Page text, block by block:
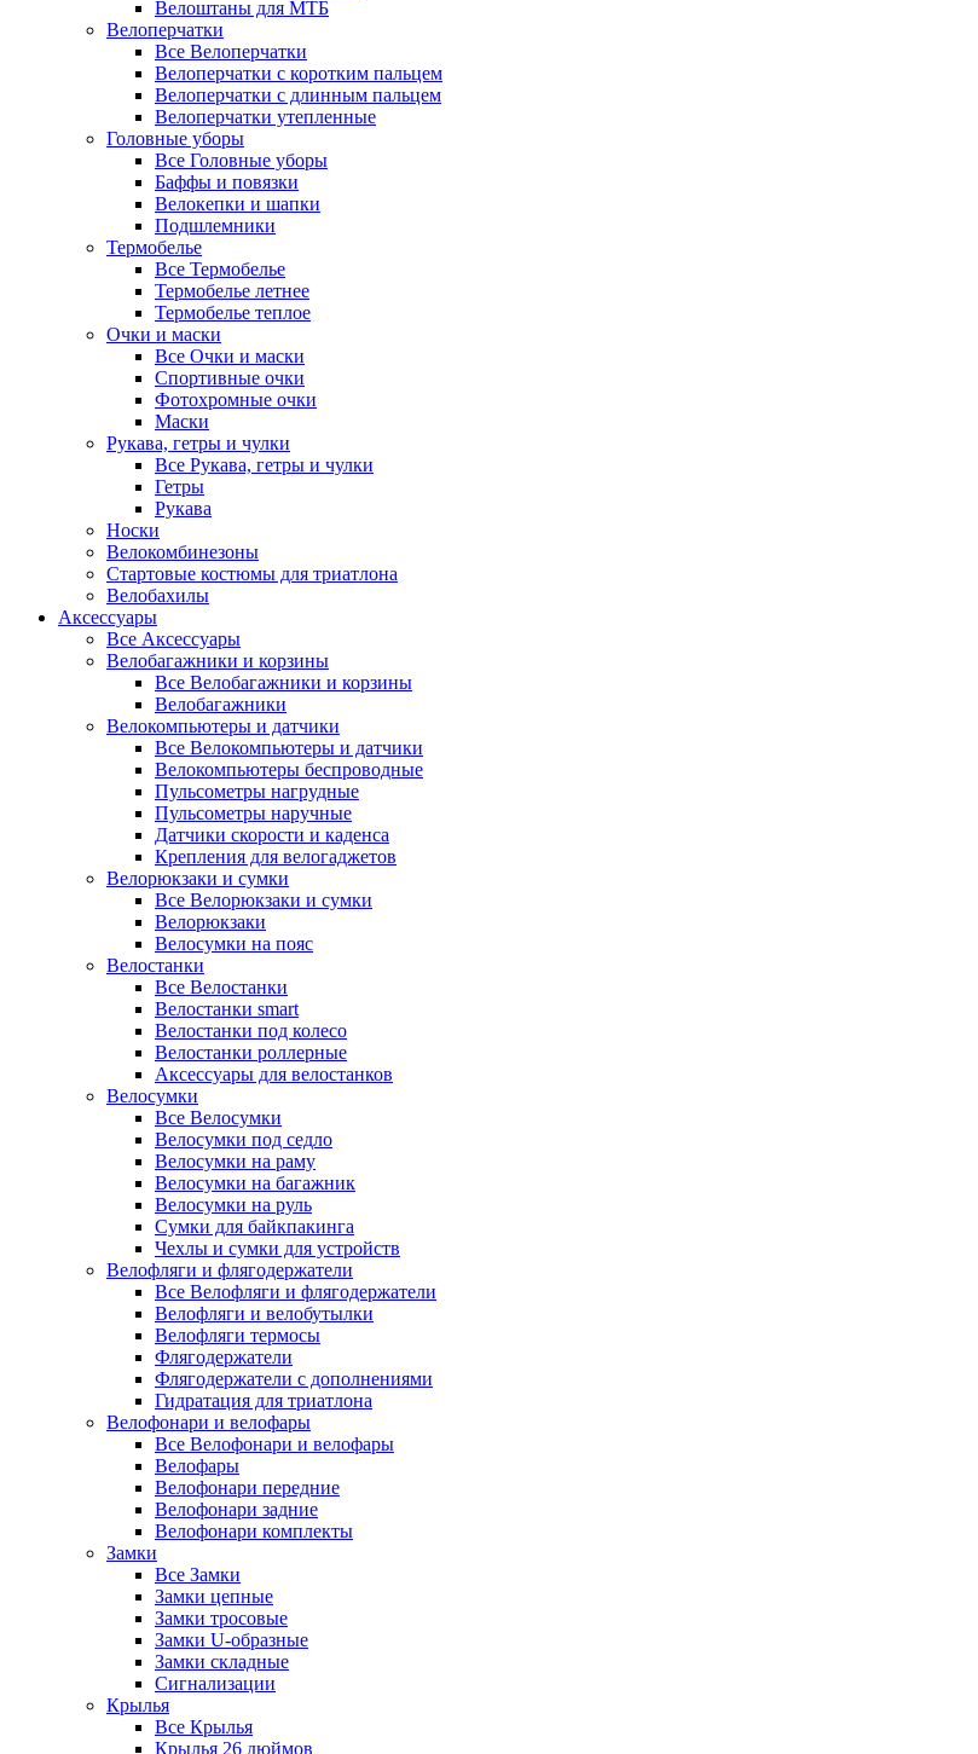
Велоштаны для МТБ
Велоперчатки
Все Велоперчатки
Велоперчатки с коротким пальцем
Велоперчатки с длинным пальцем
Велоперчатки утепленные
Головные уборы
Все Головные уборы
Баффы и повязки
Велокепки и шапки
Подшлемники
Термобелье
Все Термобелье
Термобелье летнее
Термобелье теплое
Очки и маски
Все Очки и маски
Спортивные очки
Фотохромные очки
Маски
Рукава, гетры и чулки
Все Рукава, гетры и чулки
Гетры
Рукава
Носки
Велокомбинезоны
Стартовые костюмы для триатлона
Велобахилы
Аксессуары
Все Аксессуары
Велобагажники и корзины
Все Велобагажники и корзины
Велобагажники
Велокомпьютеры и датчики
Все Велокомпьютеры и датчики
Велокомпьютеры беспроводные
Пульсометры нагрудные
Пульсометры наручные
Датчики скорости и каденса
Крепления для велогаджетов
Велорюкзаки и сумки
Все Велорюкзаки и сумки
Велорюкзаки
Велосумки на пояс
Велостанки
Все Велостанки
Велостанки smart
Велостанки под колесо
Велостанки роллерные
Аксессуары для велостанков
Велосумки
Все Велосумки
Велосумки под седло
Велосумки на раму
Велосумки на багажник
Велосумки на руль
Сумки для байкпакинга
Чехлы и сумки для устройств
Велофляги и флягодержатели
Все Велофляги и флягодержатели
Велофляги и велобутылки
Велофляги термосы
Флягодержатели
Флягодержатели с дополнениями
Гидратация для триатлона
Велофонари и велофары
Все Велофонари и велофары
Велофары
Велофонари передние
Велофонари задние
Велофонари комплекты
Замки
Все Замки
Замки цепные
Замки тросовые
Замки U-образные
Замки складные
Сигнализации
Крылья
Все Крылья
Крылья 26 дюймов